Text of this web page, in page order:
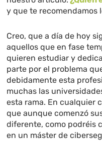
y que te recomendamos
Creo, que a día de hoy
aquellos que en fase
quieren estudiar y
parte por el problema
debidamente esta
muchas las
esta rama. En cualquier
que aunque comenzó
diferente, como podréis
en un máster de